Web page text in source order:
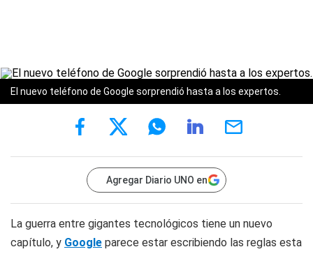
El nuevo teléfono de Google sorprendió hasta a los expertos.
Agregar Diario UNO en
La guerra entre gigantes tecnológicos tiene un nuevo
capítulo, y Google parece estar escribiendo las reglas esta